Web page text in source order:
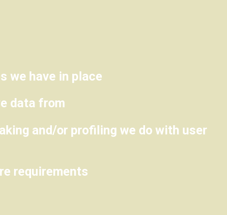
we have in place
data from
and/or profiling we do with user
requirements